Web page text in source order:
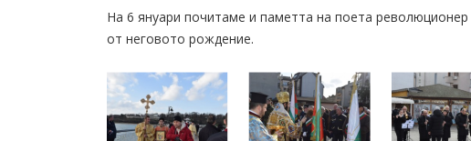
На 6 януари почитаме и паметта на поета
от неговото рождение.